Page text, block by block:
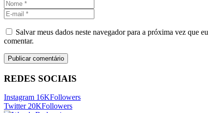
Salvar meus dados neste navegador para a próxima vez que eu
comentar.
REDES SOCIAIS
Instagram 16KFollowers
Twitter 20KFollowers